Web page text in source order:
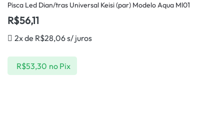
Pisca Led Dian/tras Universal Keisi (par) Modelo Aqua Ml01
R$56,11
2x de R$28,06s/ juros
R$53,30 no Pix